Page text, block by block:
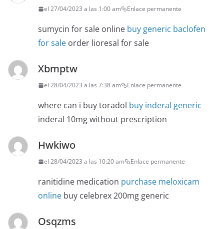
el 27/04/2023 a las 1:00 am Enlace permanente
sumycin for sale online buy generic baclofen
for sale order lioresal for sale
Xbmptw
el 28/04/2023 a las 7:38 am Enlace permanente
where can i buy toradol buy inderal generic
inderal 10mg without prescription
Hwkiwo
el 28/04/2023 a las 10:20 am Enlace permanente
ranitidine medication purchase meloxicam
online buy celebrex 200mg generic
Osqzms